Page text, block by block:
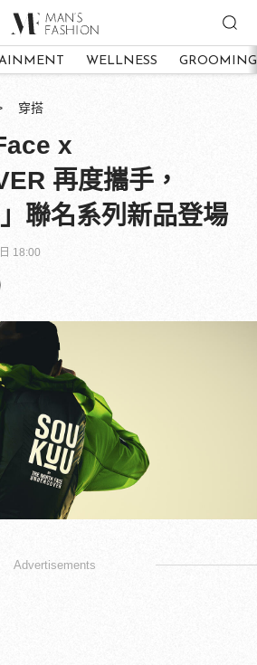
WELLNESS GROOMING
穿搭
x
再度攜手，
」聯名系列新品登場
18:00
Advertisements